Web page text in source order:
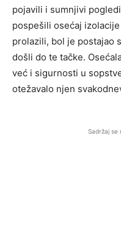
pojavili i sumnjivi
pospešili osećaj
prolazili, bol je postajao
došli do te tačke.
već i sigurnosti u
otežavalo njen
Sadržaj se